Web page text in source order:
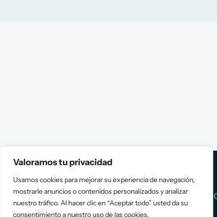
Valoramos tu privacidad
Usamos cookies para mejorar su experiencia de navegación,
mostrarle anuncios o contenidos personalizados y analizar
nuestro tráfico. Al hacer clic en “Aceptar todo” usted da su
consentimiento a nuestro uso de las cookies.
Services Info